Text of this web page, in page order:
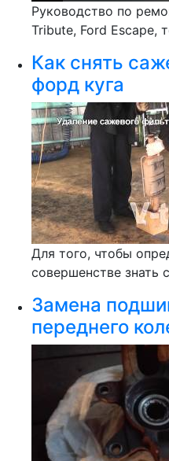
Руководство по
Tribute, Ford Escape,
Как снять
форд куга
Для того, чтобы
совершенстве знать
Замена
переднего